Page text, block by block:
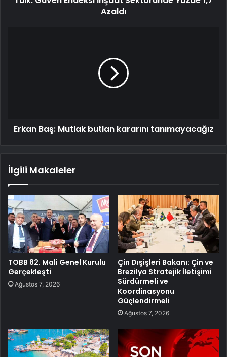
Azaldı
Erkan Baş: Mutlak butlan kararını tanımayacağız
İlgili Makaleler
TOBB 82. Mali Genel Kurulu
Gerçekleşti
Ağustos 7, 2026
Çin Dışişleri Bakanı: Çin ve
Brezilya Stratejik İletişimi
Sürdürmeli ve
Koordinasyonu
Güçlendirmeli
Ağustos 7, 2026